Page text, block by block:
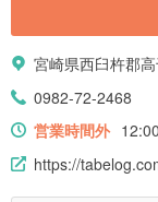
宮崎県西臼杵郡
0982-72-2468
営業時間外
https://